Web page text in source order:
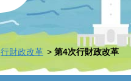
行財政改革 第4次行財政改革